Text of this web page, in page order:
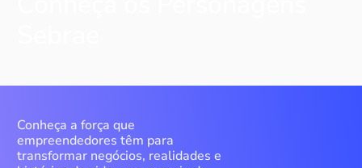
Conheça a força que
empreendedores têm para
transformar negócios, realidades e